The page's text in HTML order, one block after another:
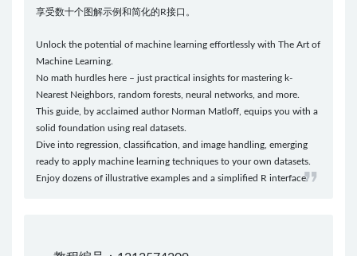
享受数十个图解示例和简化的R接口。
Unlock the potential of machine learning effortlessly with The Art of
Machine Learning.
No math hurdles here – just practical insights for mastering k-
Nearest Neighbors, random forests, neural networks, and more.
This guide, by acclaimed author Norman Matloff, equips you with a
solid foundation using real datasets.
Dive into regression, classification, and image handling, emerging
ready to apply machine learning techniques to your own datasets.
Enjoy dozens of illustrative examples and a simplified R interface.